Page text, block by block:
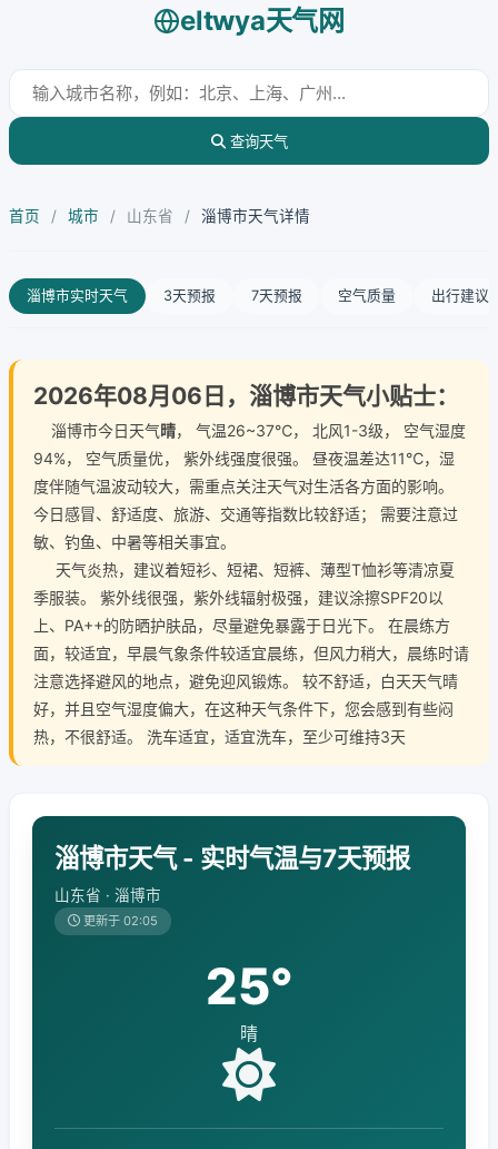
eltwya天气网
查询天气
首页 / 城市 / 山东省 / 淄博市天气详情
淄博市实时天气 3天预报 7天预报 空气质量 出行建议
2026年08月06日，淄博市天气小贴士：
淄博市今日天气晴， 气温26~37℃， 北风1-3级， 空气湿度
94%， 空气质量优， 紫外线强度很强。 昼夜温差达11℃，湿
度伴随气温波动较大，需重点关注天气对生活各方面的影响。
今日感冒、舒适度、旅游、交通等指数比较舒适； 需要注意过
敏、钓鱼、中暑等相关事宜。
天气炎热，建议着短衫、短裙、短裤、薄型T恤衫等清凉夏
季服装。 紫外线很强，紫外线辐射极强，建议涂擦SPF20以
上、PA++的防晒护肤品，尽量避免暴露于日光下。 在晨练方
面，较适宜，早晨气象条件较适宜晨练，但风力稍大，晨练时请
注意选择避风的地点，避免迎风锻炼。 较不舒适，白天天气晴
好，并且空气湿度偏大，在这种天气条件下，您会感到有些闷
热，不很舒适。 洗车适宜，适宜洗车，至少可维持3天
淄博市天气 - 实时气温与7天预报
山东省 · 淄博市
更新于 02:05
25°
晴